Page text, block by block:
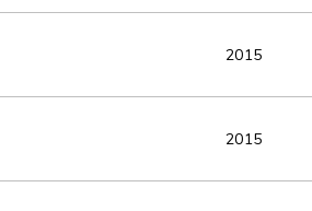
2015
2015